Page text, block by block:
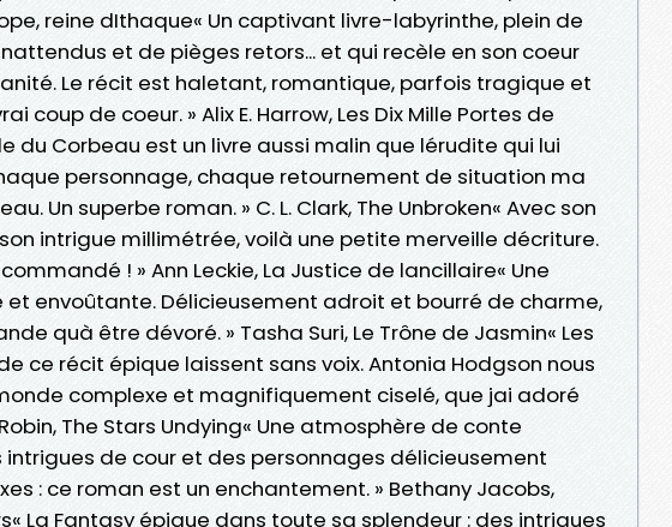
reine dIthaque« Un captivant livre-labyrinthe, plein de
et de pièges retors... et qui recèle en son coeur
Le récit est haletant, romantique, parfois tragique et
coup de coeur. » Alix E. Harrow, Les Dix Mille Portes de
du Corbeau est un livre aussi malin que lérudite qui lui
personnage, chaque retournement de situation ma
Un superbe roman. » C. L. Clark, The Unbroken« Avec son
intrigue millimétrée, voilà une petite merveille décriture.
! » Ann Leckie, La Justice de lancillaire« Une
et envoûtante. Délicieusement adroit et bourré de charme,
quà être dévoré. » Tasha Suri, Le Trône de Jasmin« Les
ce récit épique laissent sans voix. Antonia Hodgson nous
complexe et magnifiquement ciselé, que jai adoré
The Stars Undying« Une atmosphère de conte
de cour et des personnages délicieusement
: ce roman est un enchantement. » Bethany Jacobs,
La Fantasy épique dans toute sa splendeur : des intrigues